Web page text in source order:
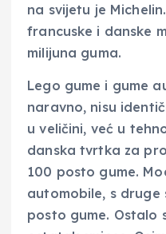
na svijetu je
francuske i danske
milijuna guma.
Lego gume i gume
naravno, nisu
u veličini, već u
danska tvrtka za
100 posto gume.
automobile, s druge
posto gume. Ostalo